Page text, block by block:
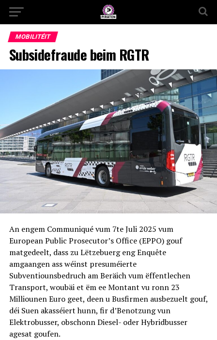
MOBILITÉIT
Subsidefraude beim RGTR
An engem Communiqué vum 7te Juli 2025 vum
European Public Prosecutor’s Office (EPPO) gouf
matgedeelt, dass zu Lëtzebuerg eng Enquête
amgaangen ass wéinst presuméierte
Subventiounsbedruch am Beräich vum ëffentlechen
Transport, woubäi et ëm ee Montant vu ronn 23
Milliounen Euro geet, deen u Busfirmen ausbezuelt gouf,
déi Suen akasséiert hunn, fir d’Benotzung vun
Elektrobusser, obschonn Diesel- oder Hybridbusser
agesat goufen.